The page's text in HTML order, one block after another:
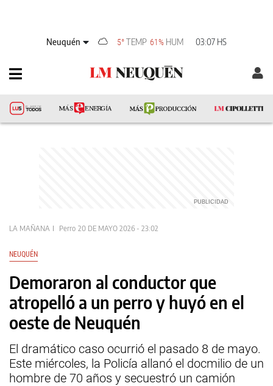
Neuquén 5°TEMP 61% HUM 03:07 HS
LA MAÑANA Perro 20 DE MAYO 2026 - 23:02
NEUQUÉN
Demoraron al conductor que
atropelló a un perro y huyó en el
oeste de Neuquén
El dramático caso ocurrió el pasado 8 de mayo.
Este miércoles, la Policía allanó el docmilio de un
hombre de 70 años y secuestró un camión